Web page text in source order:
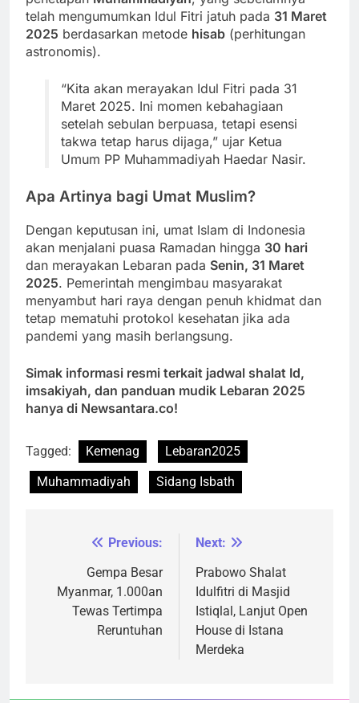
telah mengumumkan Idul Fitri jatuh pada 31 Maret
2025 berdasarkan metode hisab (perhitungan
astronomis).
“Kita akan merayakan Idul Fitri pada 31
Maret 2025. Ini momen kebahagiaan
setelah sebulan berpuasa, tetapi esensi
takwa tetap harus dijaga,” ujar Ketua
Umum PP Muhammadiyah Haedar Nasir.
Apa Artinya bagi Umat Muslim?
Dengan keputusan ini, umat Islam di Indonesia
akan menjalani puasa Ramadan hingga 30 hari
dan merayakan Lebaran pada Senin, 31 Maret
2025. Pemerintah mengimbau masyarakat
menyambut hari raya dengan penuh khidmat dan
tetap mematuhi protokol kesehatan jika ada
pandemi yang masih berlangsung.
Simak informasi resmi terkait jadwal shalat Id,
imsakiyah, dan panduan mudik Lebaran 2025
hanya di Newsantara.co!
Tagged: Kemenag
Lebaran2025
Muhammadiyah
Sidang Isbath
NavigasiPrevious:
Gempa Besar
Myanmar, 1.000an
Tewas Tertimpa
Reruntuhan
Next:
Prabowo Shalat
Idulfitri di Masjid
Istiqlal, Lanjut Open
House di Istana
Merdeka